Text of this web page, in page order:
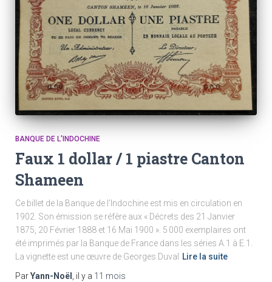
BANQUE DE L'INDOCHINE
Faux 1 dollar / 1 piastre Canton
Shameen
Ce billet de la Banque de l’Indochine est mis en circulation en
1902. Son émission se réfère aux « Décrets des 21 Janvier
1875, 20 Février 1888 et 16 Mai 1900 ». 5 000 exemplaires ont
été imprimés par la Banque de France dans les séries A.1 à E.1.
La vignette est une œuvre de Georges Duval
Lire la suite
ParYann-Noël , il y a 11 mois